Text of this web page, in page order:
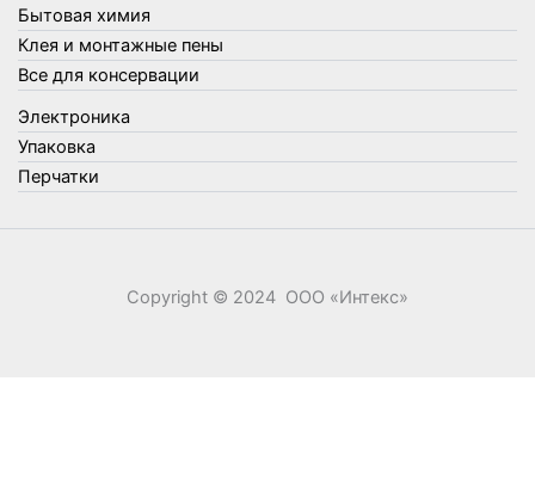
Хозяйственные товары
Швабры, стекломои, черенки и насадки
Шнуры, веревки и шпагаты
Электроника
Элементы питания
Бытовая химия
Клея и монтажные пены
Все для консервации
Электроника
Упаковка
Перчатки
Copyright © 2024 ООО «‎Интекс»‎